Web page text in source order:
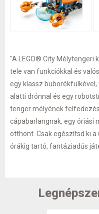
"A LEGO® City
tele van funkciókkal és
egy klassz
alatti drónnal és egy
tenger mélyének
cápabarlangnak, egy óriási
otthont. Csak egészítsd ki
órákig tartó, fantáziadús